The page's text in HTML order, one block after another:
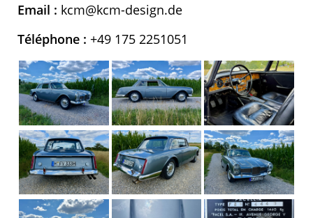
Email : kcm@kcm-design.de
Téléphone : +49 175 2251051